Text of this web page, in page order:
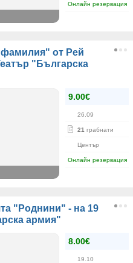
Онлайн резервация
фамилия" от Рей
"Българска
9.00€
26.09
21 грабнати
Център
Онлайн резервация
"Роднини" - на 19
армия"
8.00€
19.10